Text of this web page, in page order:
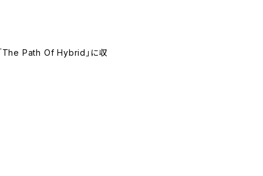
Path Of Hybrid」に収